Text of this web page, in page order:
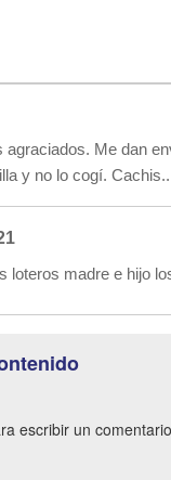
agraciados. Me dan
y no lo cogí. Cachis..
loteros madre e hijo
escribir un